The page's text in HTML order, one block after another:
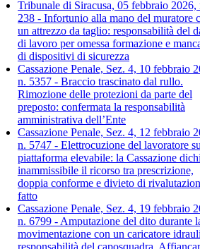
Tribunale di Siracusa, 05 febbraio 2026,
238 - Infortunio alla mano del muratore
un attrezzo da taglio: responsabilità del
di lavoro per omessa formazione e
di dispositivi di sicurezza
Cassazione Penale, Sez. 4, 10 febbraio
n. 5357 - Braccio trascinato dal rullo.
Rimozione delle protezioni da parte del
preposto: confermata la responsabilità
amministrativa dell’Ente
Cassazione Penale, Sez. 4, 12 febbraio
n. 5747 - Elettrocuzione del lavoratore
piattaforma elevabile: la Cassazione
inammissibile il ricorso tra prescrizione,
doppia conforme e divieto di
fatto
Cassazione Penale, Sez. 4, 19 febbraio
n. 6799 - Amputazione del dito durante
movimentazione con un caricatore
responsabilità del caposquadra.